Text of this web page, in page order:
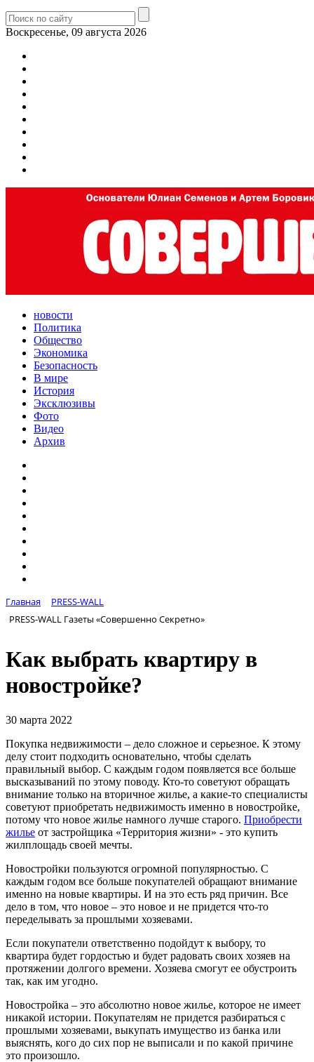
Воскресенье, 09 августа 2026
новости
Политика
Общество
Экономика
Безопасность
В мире
История
Эксклюзивы
Фото
Видео
Архив
Главная
PRESS-WALL
PRESS-WALL Газеты «Совершенно Секретно»
Как выбрать квартиру в
новостройке?
30 марта 2022
Покупка недвижимости – дело сложное и серьезное. К этому
делу стоит подходить основательно, чтобы сделать
правильный выбор. С каждым годом появляется все больше
высказываний по этому поводу. Кто-то советуют обращать
внимание только на вторичное жилье, а какие-то специалисты
советуют приобретать недвижимость именно в новостройке,
потому что новое жилье намного лучше старого. Приобрести
жилье от застройщика «Территория жизни» - это купить
жилплощадь своей мечты.
Новостройки пользуются огромной популярностью. С
каждым годом все больше покупателей обращают внимание
именно на новые квартиры. И на это есть ряд причин. Все
дело в том, что новое – это новое и не придется что-то
переделывать за прошлыми хозяевами.
Если покупатели ответственно подойдут к выбору, то
квартира будет гордостью и будет радовать своих хозяев на
протяжении долгого времени. Хозяева смогут ее обустроить
так, как им угодно.
Новостройка – это абсолютно новое жилье, которое не имеет
никакой истории. Покупателям не придется разбираться с
прошлыми хозяевами, выкупать имущество из банка или
выяснять, кого до сих пор не выписали и по какой причине
это произошло.